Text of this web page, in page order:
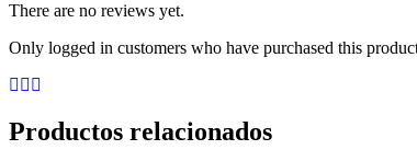
There are no reviews yet.
Only logged in customers who have purchased this
Productos relacionados